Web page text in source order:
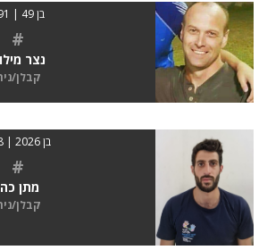
בן 49 | 191
#
נצר
קבלן/
בן 2026 | 178
#
מתן
קבלן/